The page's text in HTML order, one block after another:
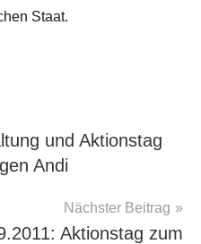
Staat.
und Aktionstag
Andi
Nächster Beitrag
Aktionstag zum